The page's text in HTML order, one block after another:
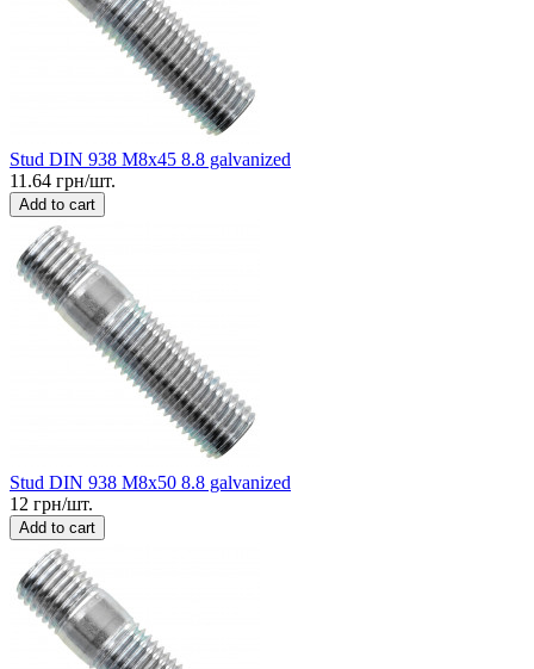
Stud DIN 938 M8x45 8.8 galvanized
11.64 грн/шт.
Add to cart
Stud DIN 938 M8x50 8.8 galvanized
12 грн/шт.
Add to cart